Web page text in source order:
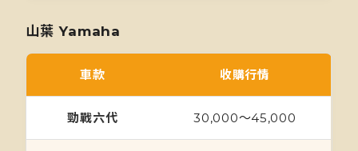
山葉 Yamaha
車款 收購行情
勁戰六代 30,000～45,000